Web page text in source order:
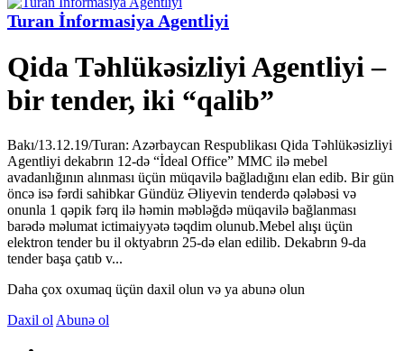
Turan İnformasiya Agentliyi
Qida Təhlükəsizliyi Agentliyi –
bir tender, iki “qalib”
Bakı/13.12.19/Turan: Azərbaycan Respublikası Qida Təhlükəsizliyi
Agentliyi dekabrın 12-də “İdeal Office” MMC ilə mebel
avadanlığının alınması üçün müqavilə bağladığını elan edib. Bir gün
öncə isə fərdi sahibkar Gündüz Əliyevin tenderdə qələbəsi və
onunla 1 qəpik fərq ilə həmin məbləğdə müqavilə bağlanması
barədə məlumat ictimaiyyətə təqdim olunub.Mebel alışı üçün
elektron tender bu il oktyabrın 25-də elan edilib. Dekabrın 9-da
tender başa çatıb v...
Daha çox oxumaq üçün daxil olun və ya abunə olun
Daxil ol Abunə ol